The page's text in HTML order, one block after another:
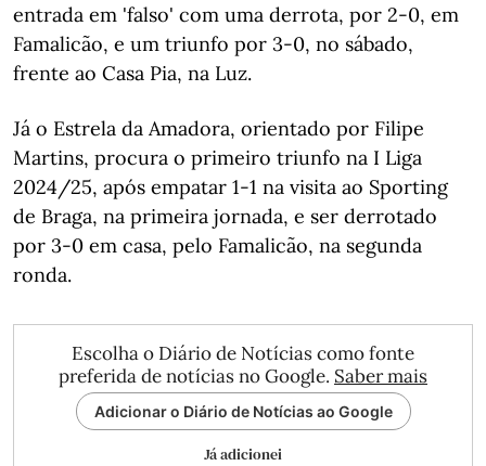
entrada em 'falso' com uma derrota, por 2-0, em
Famalicão, e um triunfo por 3-0, no sábado,
frente ao Casa Pia, na Luz.
Já o Estrela da Amadora, orientado por Filipe
Martins, procura o primeiro triunfo na I Liga
2024/25, após empatar 1-1 na visita ao Sporting
de Braga, na primeira jornada, e ser derrotado
por 3-0 em casa, pelo Famalicão, na segunda
ronda.
Escolha o Diário de Notícias como fonte
preferida de notícias no Google. Saber mais
Adicionar o Diário de Notícias ao Google
Já adicionei